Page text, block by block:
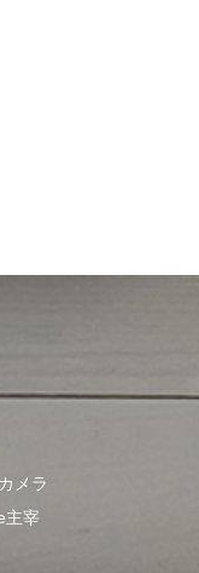
メラ
宰